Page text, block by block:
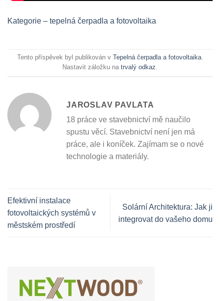
Kategorie – tepelná čerpadla a fotovoltaika
Tento příspěvek byl publikován v Tepelná čerpadla a fotovoltaika.
Nastavit záložku na trvalý odkaz.
JAROSLAV PAVLATA
18 práce ve stavebnictví mě naučilo
spustu věcí. Stavebnictví není jen má
práce, ale i koníček. Zajímam se o nové
technologie a materiály.
Efektivní instalace
fotovoltaických systémů v
městském prostředí
Solární Architektura: Jak ji
integrovat do vašeho domu